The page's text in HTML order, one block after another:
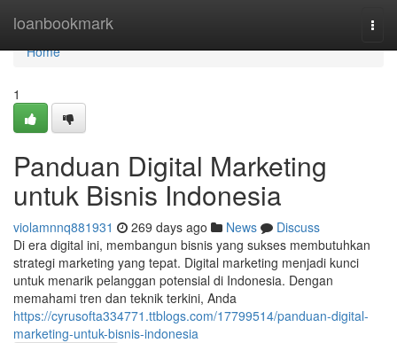
loanbookmark
Home
Home
1
Panduan Digital Marketing
untuk Bisnis Indonesia
violamnnq881931 269 days ago News
Discuss
Di era digital ini, membangun bisnis yang sukses membutuhkan
strategi marketing yang tepat. Digital marketing menjadi kunci
untuk menarik pelanggan potensial di Indonesia. Dengan
memahami tren dan teknik terkini, Anda
https://cyrusofta334771.ttblogs.com/17799514/panduan-digital-
marketing-untuk-bisnis-indonesia